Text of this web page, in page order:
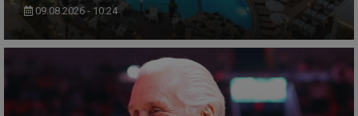
09.08.2026 - 10:24